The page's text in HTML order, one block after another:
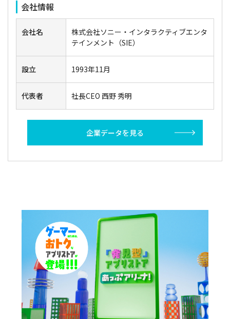
会社情報
会社名
株式会社ソニー・インタラクティブエンタ
テインメント（SIE）
設立 1993年11月
代表者 社長CEO 西野 秀明
企業データを見る